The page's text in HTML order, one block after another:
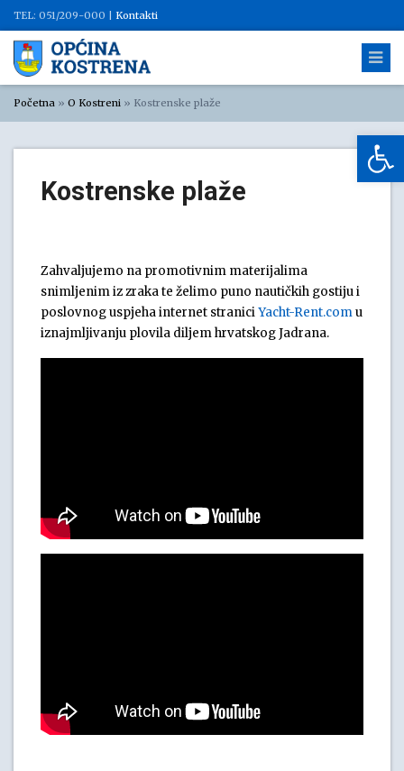
TEL: 051/209-000 | Kontakti
Početna » O Kostreni » Kostrenske plaže
Kostrenske plaže
Zahvaljujemo na promotivnim materijalima
snimljenim iz zraka te želimo puno nautičkih gostiju i
poslovnog uspjeha internet straniciYacht-Rent.comu
iznajmljivanju plovila diljem hrvatskog Jadrana.